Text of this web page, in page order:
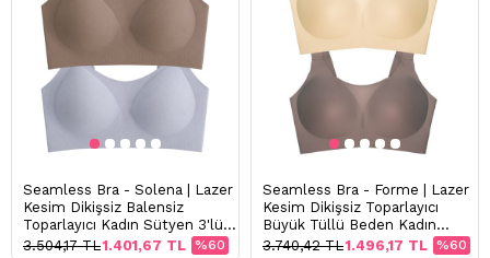
Seamless Bra - Solena | Lazer
Kesim Dikişsiz Balensiz
Toparlayıcı Kadın Sütyen 3'lü
Paket
%60
1.401,67 TL
3.504,17 TL
Seamless Bra - Forme | Lazer
Kesim Dikişsiz Toparlayıcı
Büyük Tüllü Beden Kadın
Sütyen 3'lü Paket-2
%60
1.496,17 TL
3.740,42 TL